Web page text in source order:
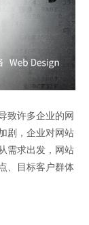
致许多企业的网
剧，企业对网站
需求出发，网站
、目标客户群体